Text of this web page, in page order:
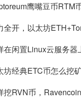
鹰嘴豆币RTM
全开，以太坊
在闲置Linux云服务器
坊经典ETC币怎么挖
挖RVN币，